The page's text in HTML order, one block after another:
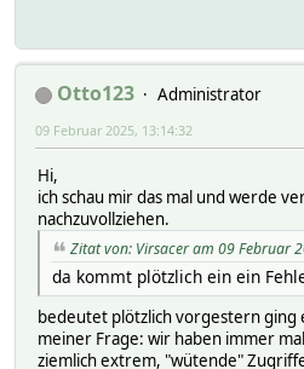
Otto123
Administrator
09 Februar 2025, 13:14:32
Hi,
ich schau mir das mal und werde
nachzuvollziehen.
Zitat von: Virsacer am 09 Februar
da kommt plötzlich ein ein
bedeutet plötzlich vorgestern ging
meiner Frage: wir haben immer
ziemlich extrem, "wütende"